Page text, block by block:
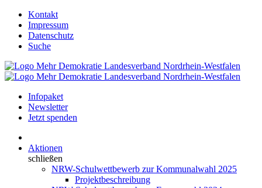
Kontakt
Impressum
Datenschutz
Suche
Infopaket
Newsletter
Jetzt spenden
Aktionen
schließen
NRW-Schulwettbewerb zur Kommunalwahl 2025
Projektbeschreibung